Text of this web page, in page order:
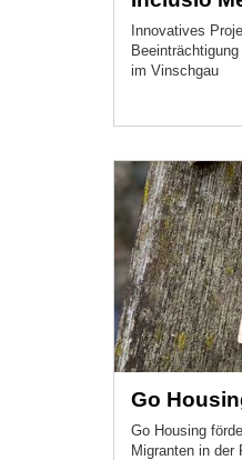
Innovatives
im Vinschgau
Go
Go Housing
Migranten in der